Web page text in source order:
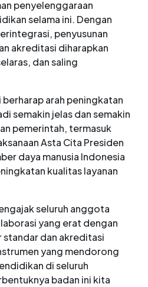
penyelenggaraan
selama ini. Dengan
penyusunan
akreditasi diharapkan
dan saling
berharap arah peningkatan
semakin jelas dan semakin
pemerintah, termasuk
Asta Cita Presiden
daya manusia Indonesia
kualitas layanan
seluruh anggota
yang erat dengan
standar dan akreditasi
yang mendorong
di seluruh
badan ini kita